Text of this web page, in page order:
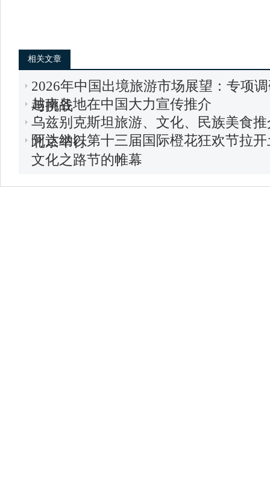
相关文章
2026年中国出境旅游市场展望：专项
与挑战
越南各地在中国大力宣传推介
乌兹别克斯坦旅游、文化、民族美食
北京举行
阿达纳以第十三届国际橙花狂欢节拉
文化之路节的帷幕